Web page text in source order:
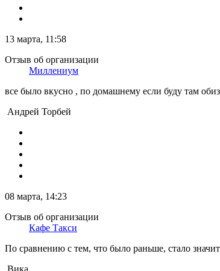
13 марта, 11:58
Отзыв об организации
Миллениум
все было вкусно , по домашнему если буду там
Андрей Торбей
08 марта, 14:23
Отзыв об организации
Кафе Такси
По сравнению с тем, что было раньше, стало
Вика